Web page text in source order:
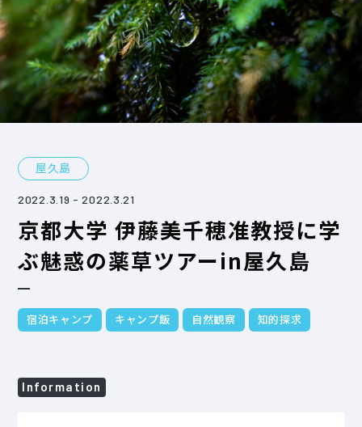
屋久島
2022.3.19 - 2022.3.21
京都大学 伊藤美千穂准教授に学
ぶ魅惑の薬草ツアーin屋久島
宿泊キャンプ キャンプ飯 自然観察 知的探求
Information